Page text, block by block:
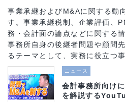
事業承継およびM&Aに関する動
す。事業承継税制、企業評価、
務・会計面の論点などに関する
事務所自身の後継者問題や顧問
るテーマとして、実務に役立つ
ニュース
会計事務所向け
を解説する